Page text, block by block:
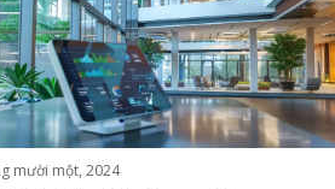
mười một, 2024